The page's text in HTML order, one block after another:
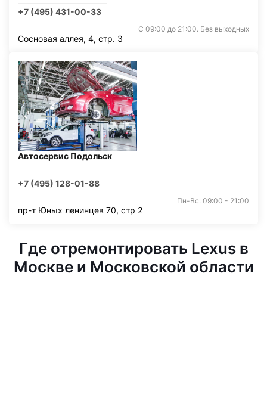
+7 (495) 431-00-33
С 09:00 до 21:00. Без выходных
Сосновая аллея, 4, стр. 3
Автосервис Подольск
+7 (495) 128-01-88
Пн-Вс: 09:00 - 21:00
пр-т Юных ленинцев 70, стр 2
Где отремонтировать Lexus в
Москве и Московской области